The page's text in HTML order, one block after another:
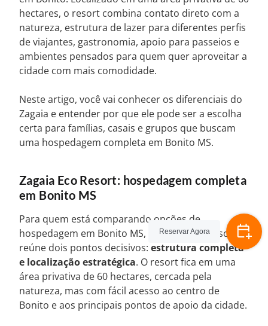
hectares, o resort combina contato direto com a
natureza, estrutura de lazer para diferentes perfis
de viajantes, gastronomia, apoio para passeios e
ambientes pensados para quem quer aproveitar a
cidade com mais comodidade.
Neste artigo, você vai conhecer os diferenciais do
Zagaia e entender por que ele pode ser a escolha
certa para famílias, casais e grupos que buscam
uma hospedagem completa em Bonito MS.
Zagaia Eco Resort: hospedagem completa
em Bonito MS
Para quem está comparando opções de
hospedagem em Bonito MS, o Zagaia Eco Resort
reúne dois pontos decisivos: estrutura completa
e localização estratégica. O resort fica em uma
área privativa de 60 hectares, cercada pela
natureza, mas com fácil acesso ao centro de
Bonito e aos principais pontos de apoio da cidade.
Reservar Agora